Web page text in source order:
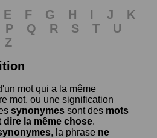
E F G H I J
K
P Q R S T
U
Z
mot qui a la même
mot, ou une signification
synonymes sont des mots
dire la même chose.
, la phrase ne